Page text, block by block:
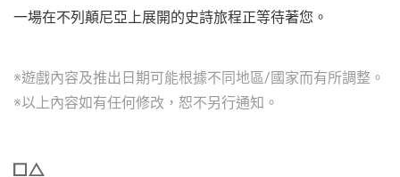
一場在不列顛尼亞上展開的史詩旅程正等待著您。
※遊戲內容及推出日期可能根據不同地區/國家而有所調整。
※以上內容如有任何修改，恕不另行通知。